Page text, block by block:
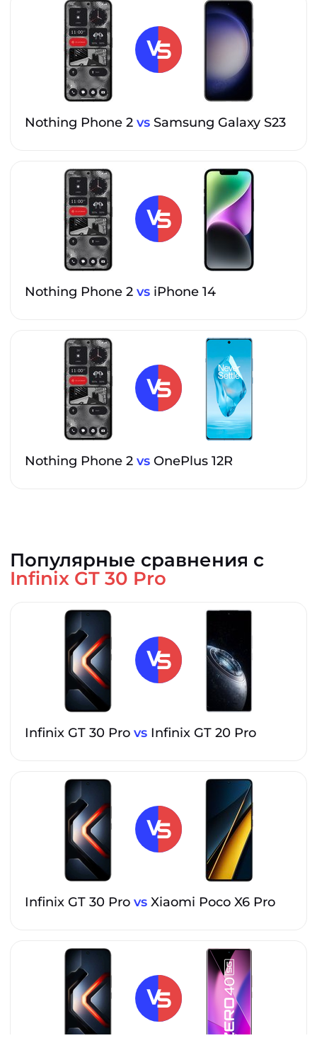
Nothing Phone 2 vs Samsung Galaxy S23
Nothing Phone 2 vs iPhone 14
Nothing Phone 2 vs OnePlus 12R
Популярные сравнения с
Infinix GT 30 Pro
Infinix GT 30 Pro vs Infinix GT 20 Pro
Infinix GT 30 Pro vs Xiaomi Poco X6 Pro